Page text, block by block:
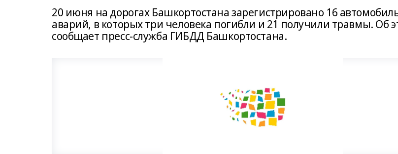
20 июня на дорогах Башкортостана зарегистрировано 16
аварий, в которых три человека погибли и 21 получили травмы. Об
сообщает пресс-служба ГИБДД Башкортостана.